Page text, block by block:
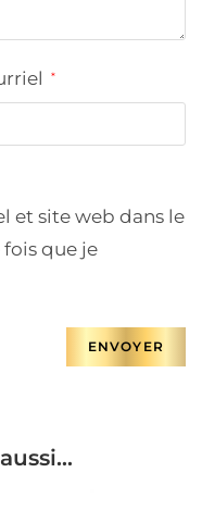
*
et site web dans le
que je